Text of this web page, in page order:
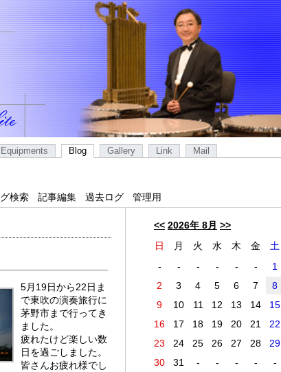
Equipments Blog Gallery Link Mail
検索 記事編集 過去ログ 管理用
<< 2026年 8月 >>
日
月 火 水 木 金
土
-
- - - - -
1
2
3 4 5 6 7
8
9
10 11 12 13 14
15
16
17 18 19 20 21
22
23
24 25 26 27 28
29
30
31 - - - - -
5月19日から22日ま
で東吹の演奏旅行に
茅野市まで行ってき
ました。
疲れたけど楽しい数
日を過ごしました。
皆さんお疲れ様でし